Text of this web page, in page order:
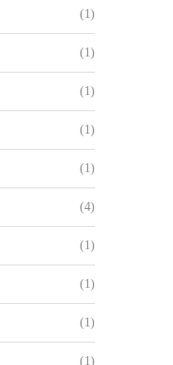
(1)
(1)
(1)
(1)
(1)
(4)
(1)
(1)
(1)
(1)